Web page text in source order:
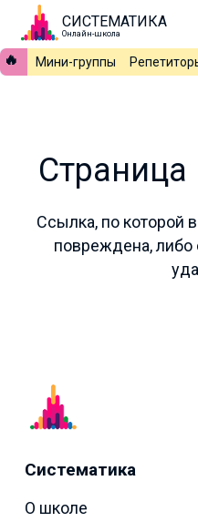
СИСТЕМАТИКА
Онлайн-школа
🔥 Мини-группы
Страница
Ссылка, по которой
повреждена, либо
Систематика
О школе